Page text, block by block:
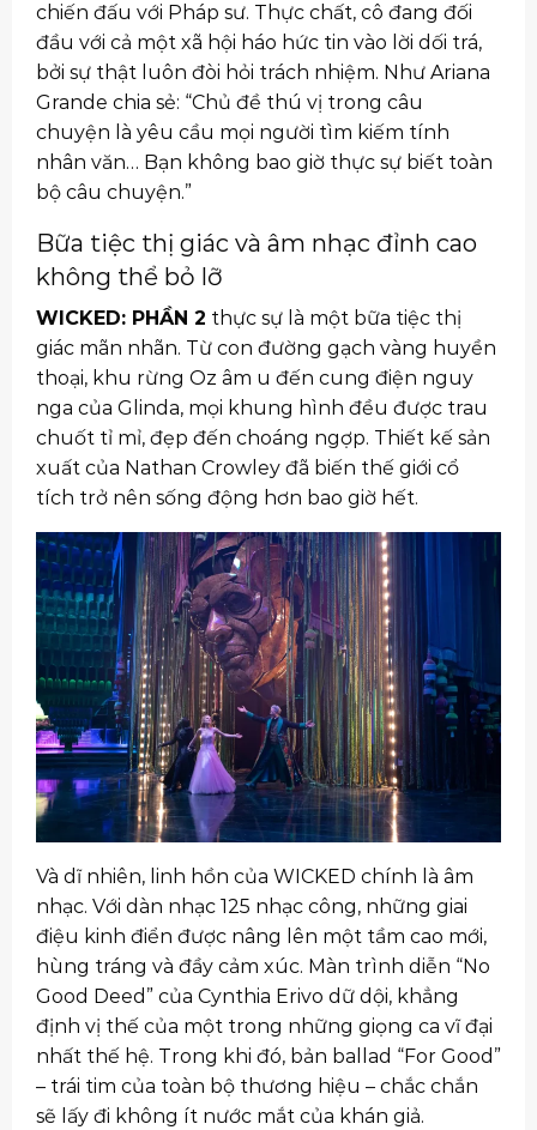
chiến đấu với Pháp sư. Thực chất, cô đang đối
đầu với cả một xã hội háo hức tin vào lời dối trá,
bởi sự thật luôn đòi hỏi trách nhiệm. Như Ariana
Grande chia sẻ: “Chủ đề thú vị trong câu
chuyện là yêu cầu mọi người tìm kiếm tính
nhân văn… Bạn không bao giờ thực sự biết toàn
bộ câu chuyện.”
Bữa tiệc thị giác và âm nhạc đỉnh cao
không thể bỏ lỡ
WICKED: PHẦN 2 thực sự là một bữa tiệc thị
giác mãn nhãn. Từ con đường gạch vàng huyền
thoại, khu rừng Oz âm u đến cung điện nguy
nga của Glinda, mọi khung hình đều được trau
chuốt tỉ mỉ, đẹp đến choáng ngợp. Thiết kế sản
xuất của Nathan Crowley đã biến thế giới cổ
tích trở nên sống động hơn bao giờ hết.
Và dĩ nhiên, linh hồn của WICKED chính là âm
nhạc. Với dàn nhạc 125 nhạc công, những giai
điệu kinh điển được nâng lên một tầm cao mới,
hùng tráng và đầy cảm xúc. Màn trình diễn “No
Good Deed” của Cynthia Erivo dữ dội, khẳng
định vị thế của một trong những giọng ca vĩ đại
nhất thế hệ. Trong khi đó, bản ballad “For Good”
– trái tim của toàn bộ thương hiệu – chắc chắn
sẽ lấy đi không ít nước mắt của khán giả.